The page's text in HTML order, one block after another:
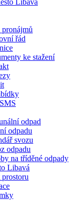
Libavá
pronájmů
řád
ke stažení
odpad
odpadu
svozu
odpadu
na tříděné odpady
Libavá
prostoru